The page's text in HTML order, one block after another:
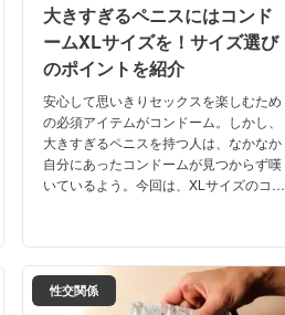
大きすぎるペニスにはコンド
ームXLサイズを！サイズ選び
のポイントを紹介
安心して思いきりセックスを楽しむため
の必須アイテムがコンドーム。しかし、
大きすぎるペニスを持つ人は、なかなか
自分にあったコンドームが見つからず嘆
いているよう。今回は、XLサイズのコン
ます！
性交関係